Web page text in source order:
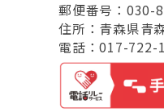
郵便番号：030-
住所：青森県青
電話：017-722-